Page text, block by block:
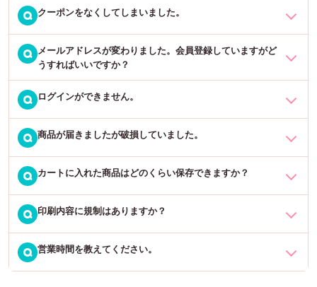
ますようお願いいたします。
※レビュー記入には会員登録（無料）が必要です。（会員登録後の注
会員登録していただいたお客様の累計ご購入金額に応じてポイント
還元率が上がります。レギュラーステージから始まり、ダイヤモン
ドステージまで5段階ございます。
商品購入から7日経過後にランク判定を行い、累計購入金額に応じて
会員ステージがランクアップします。前回購入から6ヶ月間購入がな
かった場合は1ランク下がり、1年間購入がなかった場合は2ランク下
がります。
詳しくは「こちらから →」ご確認ください。現在のステージは「マ
イページ →」よりご確認いただけます。
Q クーポンをなくしてしまいました。
クーポンを紛失した場合は、再発行及びご利用可能にすることはで
きません。申し訳ございませんが、ご了承下さい。
Q メールアドレスが変わりました。会員登録していますがど
うすればいいですか？
以前のメールアドレスでログインしていただき、マイページにある
「会員登録内容変更」から、メールアドレスの変更をお願いいたし
ます。
Q ログインができません。
以下の原因が考えられますので、一度ご確認をお願いいたします。
1. メールアドレスが間違っている
他にもご使用されているアドレスがございましたら、一度そちらで
2. このサイトでは会員登録をしていない
弊社の本店サイトは「応援うちわ専門店ファンクリ本店 →
」です。
会員情報が連携されていないため、会員登録はそれぞれのサイトで
Q 商品が届きましたが破損していました。
ご迷惑をおかけして大変申し訳ございません。配送時の破損が考え
られます。
お手数ですが、一度商品を配達された業者様へご連絡いただきます
ら、どのようにさせていただくかご連絡させていただきます。
Q カートに入れた商品はどのくらい保存できますか？
お客様がショッピングカートに入れた商品は下記の期間保持されま
す。
・会員ログイン時：
Q 印刷内容に規制はありますか？
アダルト関係や児童ポルノなど、公序良俗に反する内容のもの、法
令に違反するもの、及び弊社が不適切と認めた印刷データは、ご注
Q 営業時間を教えてください。